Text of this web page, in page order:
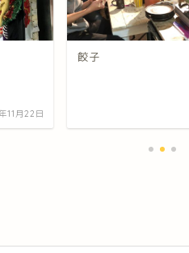
11月22日
餃子